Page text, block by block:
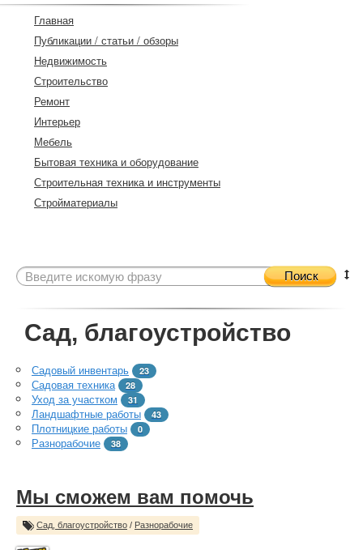
Главная
Публикации / статьи / обзоры
Недвижимость
Строительство
Ремонт
Интерьер
Мебель
Бытовая техника и оборудование
Строительная техника и инструменты
Стройматериалы
Поиск
Сад, благоустройство
Садовый инвентарь 23
Садовая техника 28
Уход за участком 31
Ландшафтные работы 43
Плотницкие работы 0
Разнорабочие 38
Мы сможем вам помочь
Сад, благоустройство / Разнорабочие